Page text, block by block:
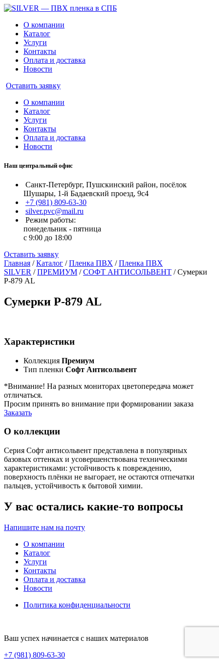
О компании
Каталог
Услуги
Контакты
Оплата и доставка
Новости
Оставить заявку
О компании
Каталог
Услуги
Контакты
Оплата и доставка
Новости
Наш центральный офис
Санкт-Петербург, Пушскинский район, посёлок
Шушары, 1-й Бадаевский проезд, 9с4
+7 (981) 809-63-30
silver.pvc@mail.ru
Режим работы:
понедельник - пятница
с 9:00 до 18:00
Оставить заявку
Главная /Каталог /Пленка ПВХ /Пленка ПВХ
SILVER /ПРЕМИУМ /СОФТ АНТИСОЛЬВЕНТ /Сумерки
Р-879 AL
Сумерки Р-879 AL
Характеристики
Коллекция Премиум
Тип пленки Софт Антисольвент
*Внимание! На разных мониторах цветопередача может
отличаться.
Просим принять во внимание при формировании заказа
Заказать
О коллекции
Серия Софт антисольвент представлена в популярных
базовых оттенках и усовершенствована техническими
характеристиками: устойчивость к повреждению,
поверхность плёнки не выгорает, не остаются отпечатки
пальцев, устойчивость к бытовой химии.
У вас остались какие-то вопросы
Напишите нам на почту
О компании
Каталог
Услуги
Контакты
Оплата и доставка
Новости
Политика конфиденциальности
Ваш успех начинается с наших материалов
+7 (981) 809-63-30